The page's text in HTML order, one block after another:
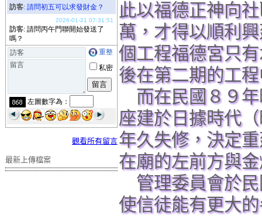
歡迎使用即時留言板！
觀看所有留言
最新上傳檔案
此以福德正神向
萬，才得以順利
個工程福德宮只
後在第二期的工
而在民國８９年
座建於日據時代
年久失修，決定
在廟的左前方與
管理委員會於民
使信徒能有更大